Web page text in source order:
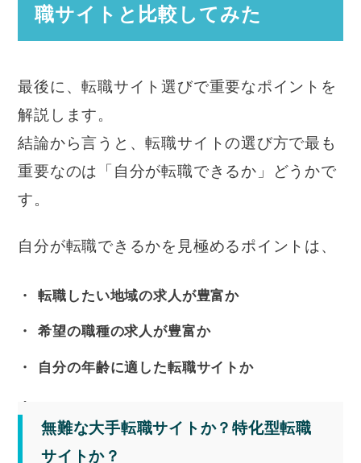
職サイトと比較してみた
最後に、転職サイト選びで重要なポイントを
解説します。
結論から言うと、転職サイトの選び方で最も
重要なのは「自分が転職できるか」どうかで
す。
自分が転職できるかを見極めるポイントは、
転職したい地域の求人が豊富か
希望の職種の求人が豊富か
自分の年齢に適した転職サイトか
無難な大手転職サイトか？特化型転職
サイトか？